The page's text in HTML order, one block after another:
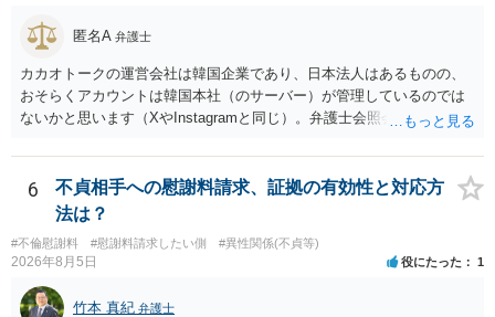
匿名A 弁護士
カカオトークの運営会社は韓国企業であり、日本法人はあるものの、
おそらくアカウントは韓国本社（のサーバー）が管理しているのでは
ないかと思います（XやInstagramと同じ）。弁護士会照会は日本法に
対する照会は基本的にできないと解されています（弁護士会によって
は例外的に認める扱いもありますが、かなり限定されているので一般
的ではないでしょう）。もし韓国本社がアカウント管理をしているな
ら、日本法人へ送っても「ウチでは管理していない」という回答にな
ります。 個人で直接他人のID情報の開示を求めても拒否されるでしょ
6
不貞相手への慰謝料請求、証拠の有効性と対応方
法は？
#不倫慰謝料 #慰謝料請求したい側 #異性関係(不貞等)
2026年8月5日 役にたった 1
竹本 真紀 弁護士